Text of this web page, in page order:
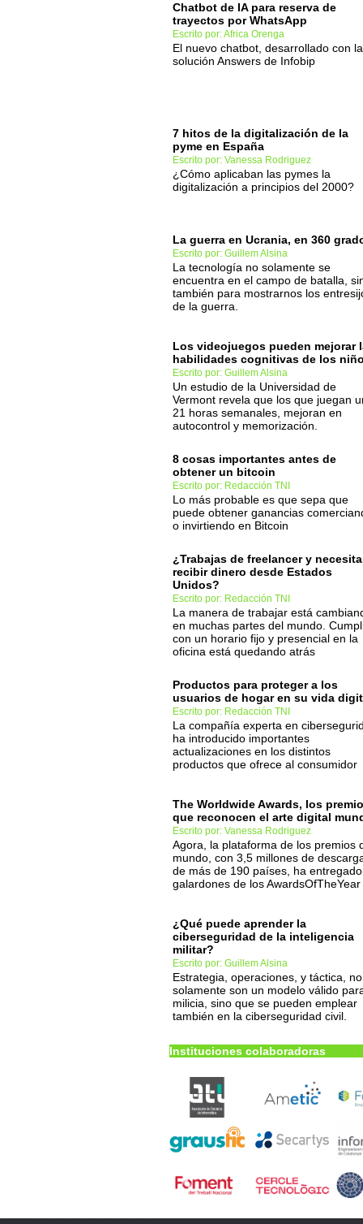
Chatbot de IA para reserva de
trayectos por WhatsApp
Escrito por: Africa Orenga
El nuevo chatbot, desarrollado con la
solución Answers de Infobip
7 hitos de la digitalización de la
pyme en España
Escrito por: Vanessa Rodriguez
¿Cómo aplicaban las pymes la
digitalización a principios del 2000?
La guerra en Ucrania, en 360
Escrito por: Guillem Alsina
La tecnología no solamente se
encuentra en el campo de batalla,
también para mostrarnos los
de la guerra.
Los videojuegos pueden mejorar
habilidades cognitivas de los
Escrito por: Guillem Alsina
Un estudio de la Universidad de
Vermont revela que los que juegan
21 horas semanales, mejoran en
autocontrol y memorización.
8 cosas importantes antes de
obtener un bitcoin
Escrito por: Redacción TNI
Lo más probable es que sepa que
puede obtener ganancias
o invirtiendo en Bitcoin
¿Trabajas de freelancer y
recibir dinero desde Estados
Unidos?
Escrito por: Redacción TNI
La manera de trabajar está
en muchas partes del mundo.
con un horario fijo y presencial en la
oficina está quedando atrás
Productos para proteger a los
usuarios de hogar en su vida
Escrito por: Redacción TNI
La compañía experta en
ha introducido importantes
actualizaciones en los distintos
productos que ofrece al consumidor
The Worldwide Awards, los
que reconocen el arte digital
Escrito por: Vanessa Rodriguez
Agora, la plataforma de los premios
mundo, con 3,5 millones de
de más de 190 países, ha
galardones de los AwardsOfTheYear
¿Qué puede aprender la
ciberseguridad de la inteligencia
militar?
Escrito por: Guillem Alsina
Estrategia, operaciones, y táctica, no
solamente son un modelo válido
milicia, sino que se pueden emplear
también en la ciberseguridad civil.
Instituciones colaboradoras